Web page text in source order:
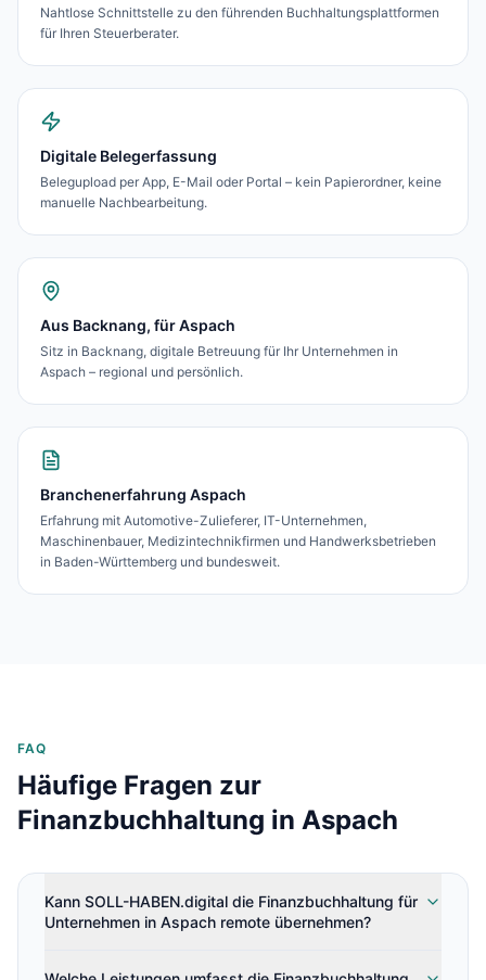
Nahtlose Schnittstelle zu den führenden Buchhaltungsplattformen
für Ihren Steuerberater.
Digitale Belegerfassung
Belegupload per App, E-Mail oder Portal – kein Papierordner, keine
manuelle Nachbearbeitung.
Aus Backnang, für Aspach
Sitz in Backnang, digitale Betreuung für Ihr Unternehmen in
Aspach – regional und persönlich.
Branchenerfahrung Aspach
Erfahrung mit Automotive-Zulieferer, IT-Unternehmen,
Maschinenbauer, Medizintechnikfirmen und Handwerksbetrieben
in Baden-Württemberg und bundesweit.
FAQ
Häufige Fragen zur
Finanzbuchhaltung in Aspach
Kann SOLL-HABEN.digital die Finanzbuchhaltung für
Unternehmen in Aspach remote übernehmen?